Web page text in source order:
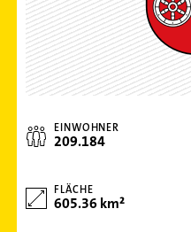
EINWOHNER
209.184
FLÄCHE
605.36 km²